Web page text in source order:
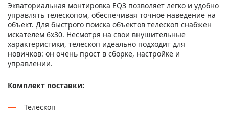
Экваториальная монтировка EQ3 позволяет легко и удобно
управлять телескопом, обеспечивая точное наведение на
объект. Для быстрого поиска объектов телескоп снабжен
искателем 6х30. Несмотря на свои внушительные
характеристики, телескоп идеально подходит для
новичков: он очень прост в сборке, настройке и
управлении.
Комплект поставки:
Телескоп